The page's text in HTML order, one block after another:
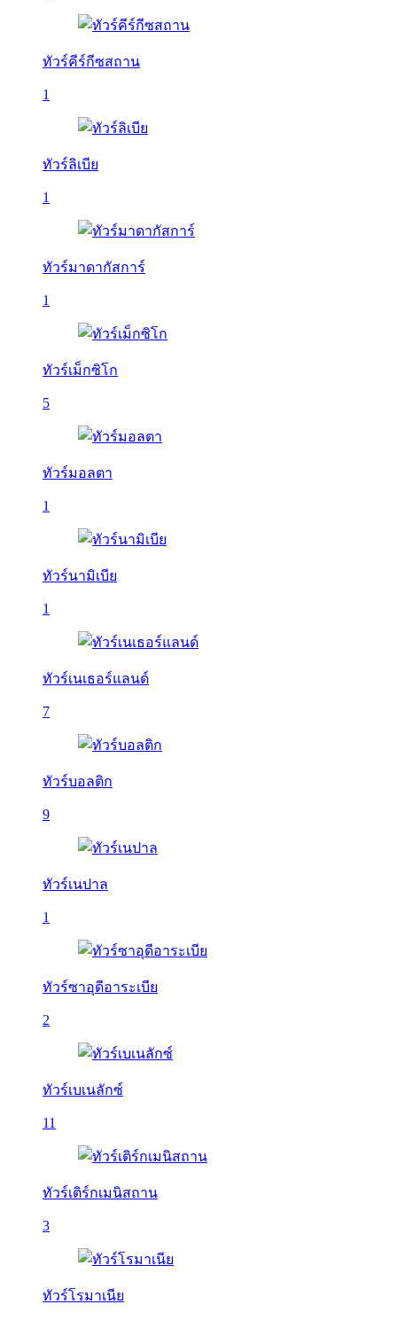
ทัวร์คีร์กีซสถาน
1
ทัวร์ลิเบีย
1
ทัวร์มาดากัสการ์
1
ทัวร์เม็กซิโก
5
ทัวร์มอลตา
1
ทัวร์นามิเบีย
1
ทัวร์เนเธอร์แลนด์
7
ทัวร์บอลติก
9
ทัวร์เนปาล
1
ทัวร์ซาอุดีอาระเบีย
2
ทัวร์เบเนลักซ์
11
ทัวร์เติร์กเมนิสถาน
3
ทัวร์โรมาเนีย